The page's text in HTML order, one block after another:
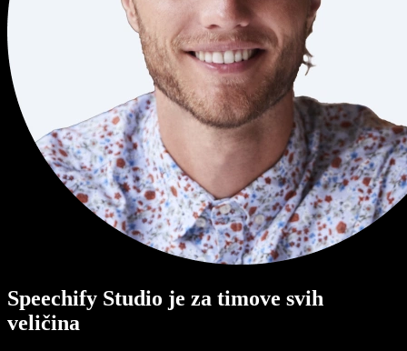
Speechify Studio je za timove svih
veličina